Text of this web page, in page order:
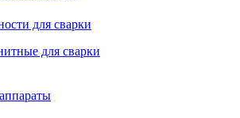
для сварки
для сварки